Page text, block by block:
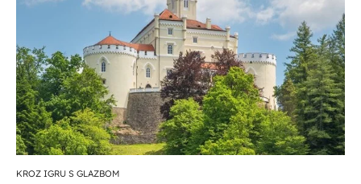
KROZ IGRU S GLAZBOM